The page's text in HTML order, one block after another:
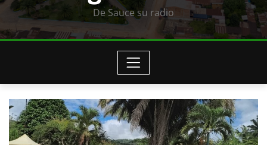
De Sauce su radio